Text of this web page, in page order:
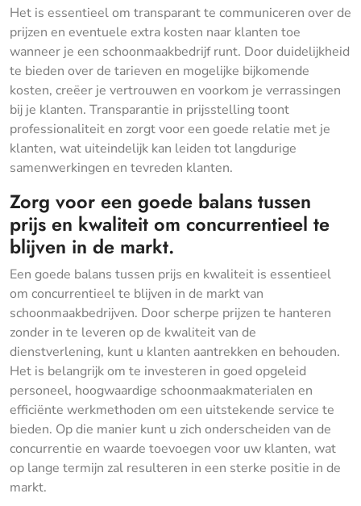
Het is essentieel om transparant te communiceren over de
prijzen en eventuele extra kosten naar klanten toe
wanneer je een schoonmaakbedrijf runt. Door duidelijkheid
te bieden over de tarieven en mogelijke bijkomende
kosten, creëer je vertrouwen en voorkom je verrassingen
bij je klanten. Transparantie in prijsstelling toont
professionaliteit en zorgt voor een goede relatie met je
klanten, wat uiteindelijk kan leiden tot langdurige
samenwerkingen en tevreden klanten.
Zorg voor een goede balans tussen
prijs en kwaliteit om concurrentieel te
blijven in de markt.
Een goede balans tussen prijs en kwaliteit is essentieel
om concurrentieel te blijven in de markt van
schoonmaakbedrijven. Door scherpe prijzen te hanteren
zonder in te leveren op de kwaliteit van de
dienstverlening, kunt u klanten aantrekken en behouden.
Het is belangrijk om te investeren in goed opgeleid
personeel, hoogwaardige schoonmaakmaterialen en
efficiënte werkmethoden om een uitstekende service te
bieden. Op die manier kunt u zich onderscheiden van de
concurrentie en waarde toevoegen voor uw klanten, wat
op lange termijn zal resulteren in een sterke positie in de
markt.